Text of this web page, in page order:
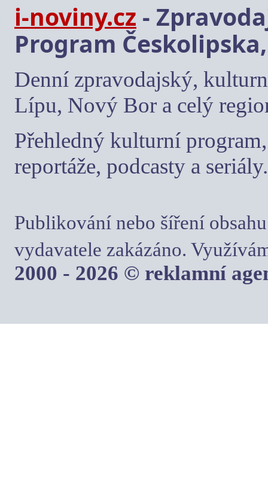
i-noviny.cz -
Program
Denní zpravodajský,
Lípu, Nový Bor a celý
Přehledný kulturní
reportáže, podcasty a seriály.
Publikování nebo šíření
vydavatele zakázáno.
2000 - 2026 © reklamní